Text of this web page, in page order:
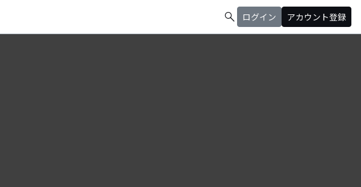
search ログイン アカウント登録